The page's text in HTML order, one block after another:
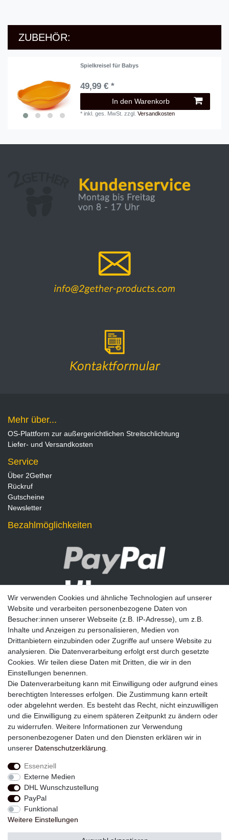
ZUBEHÖR:
Spielkreisel für Babys
49,99 € *
In den Warenkorb
*inkl. ges. MwSt. zzgl.Versandkosten
Mehr über...
OS-Plattform zur außergerichtlichen Streitschlichtung
Liefer- und Versandkosten
Service
Über 2Gether
Rückruf
Gutscheine
Newsletter
Bezahlmöglichkeiten
Newsletter
E-MAIL **
Einwilligung kann ich jederzeit widerrufen.**
Abonnieren
Widerrufs­recht
Daten­schutz­erklärung
Wir verwenden Cookies und ähnliche Technologien auf unserer
Website und verarbeiten personenbezogene Daten von
Besucher:innen unserer Webseite (z.B. IP-Adresse), um z.B.
Inhalte und Anzeigen zu personalisieren, Medien von
Drittanbietern einzubinden oder Zugriffe auf unsere Website zu
analysieren. Die Datenverarbeitung erfolgt erst durch gesetzte
Cookies. Wir teilen diese Daten mit Dritten, die wir in den
Einstellungen benennen.
Die Datenverarbeitung kann mit Einwilligung oder aufgrund eines
berechtigten Interesses erfolgen. Die Zustimmung kann erteilt
oder abgelehnt werden. Es besteht das Recht, nicht einzuwilligen
und die Einwilligung zu einem späteren Zeitpunkt zu ändern oder
zu widerrufen. Weitere Informationen zur Verwendung
personenbezogener Daten und den Diensten erklären wir in
unserer Daten­schutz­erklärung
Essenziell
Externe Medien
DHL Wunschzustellung
PayPal
Funktional
Weitere Einstellungen